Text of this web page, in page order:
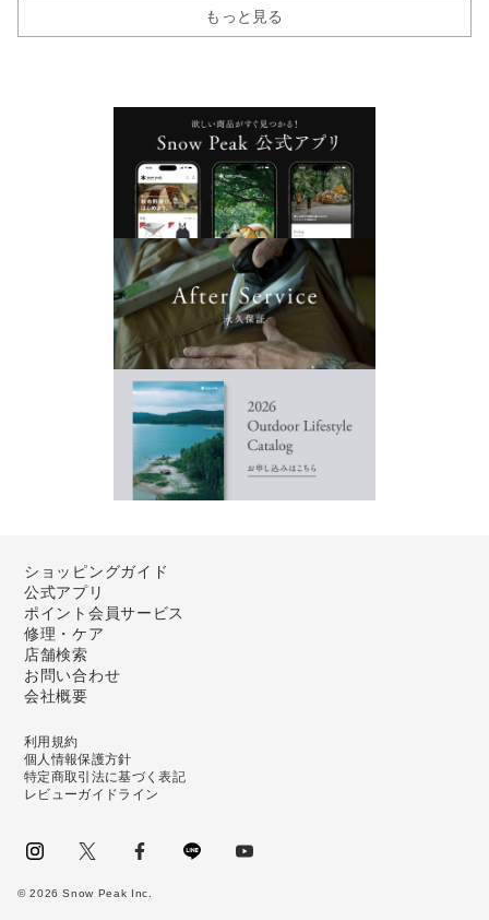
もっと見る
ショッピングガイド
公式アプリ
ポイント会員サービス
修理・ケア
店舗検索
お問い合わせ
会社概要
利用規約
個人情報保護方針
特定商取引法に基づく表記
レビューガイドライン
©2026 Snow Peak Inc.